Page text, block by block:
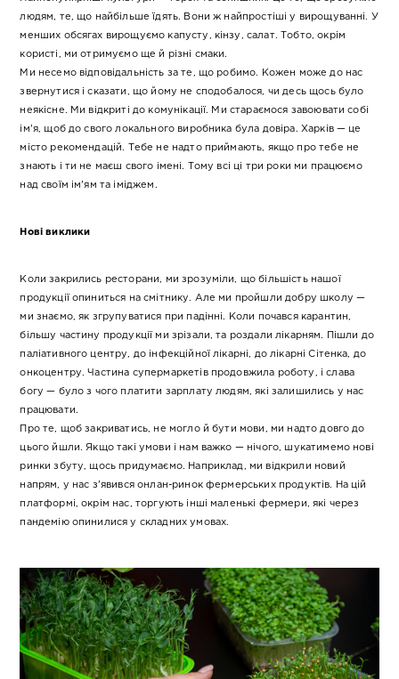
людям, те, що найбільше їдять. Вони ж найпростіші у вирощуванні. У
менших обсягах вирощуємо капусту, кінзу, салат. Тобто, окрім
користі, ми отримуємо ще й різні смаки.
Ми несемо відповідальність за те, що робимо. Кожен може до нас
звернутися і сказати, що йому не сподобалося, чи десь щось було
неякісне. Ми відкриті до комунікації. Ми стараємося завоювати собі
ім’я, щоб до свого локального виробника була довіра. Харків — це
місто рекомендацій. Тебе не надто приймають, якщо про тебе не
знають і ти не маєш свого імені. Тому всі ці три роки ми працюємо
над своїм ім’ям та іміджем.
Нові виклики
Коли закрились ресторани, ми зрозуміли, що більшість нашої
продукції опиниться на смітнику. Але ми пройшли добру школу —
ми знаємо, як згрупуватися при падінні. Коли почався карантин,
більшу частину продукції ми зрізали, та роздали лікарням. Пішли до
паліативного центру, до інфекційної лікарні, до лікарні Сітенка, до
онкоцентру. Частина супермаркетів продовжила роботу, і слава
богу — було з чого платити зарплату людям, які залишились у нас
працювати.
Про те, щоб закриватись, не могло й бути мови, ми надто довго до
цього йшли. Якщо такі умови і нам важко — нічого, шукатимемо нові
ринки збуту, щось придумаємо. Наприклад, ми відкрили новий
напрям, у нас з’явився онлан-ринок фермерських продуктів. На цій
платформі, окрім нас, торгують інші маленькі фермери, які через
пандемію опинилися у складних умовах.